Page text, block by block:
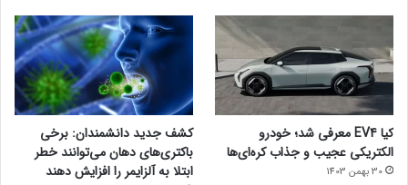
کیا EV4 معرفی شد؛ خودرو
الکتریکی عجیب و جذاب کره‌ای‌ها
30 بهمن 1403
کشف جدید دانشمندان: برخی
باکتری‌های دهان می‌توانند خطر
ابتلا به آلزایمر را افزایش دهند